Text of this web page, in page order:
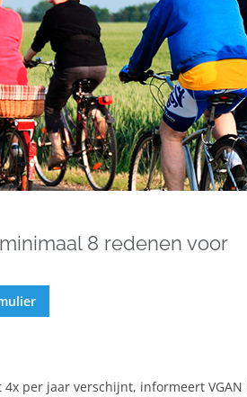
8 redenen voor
per jaar verschijnt, informeert